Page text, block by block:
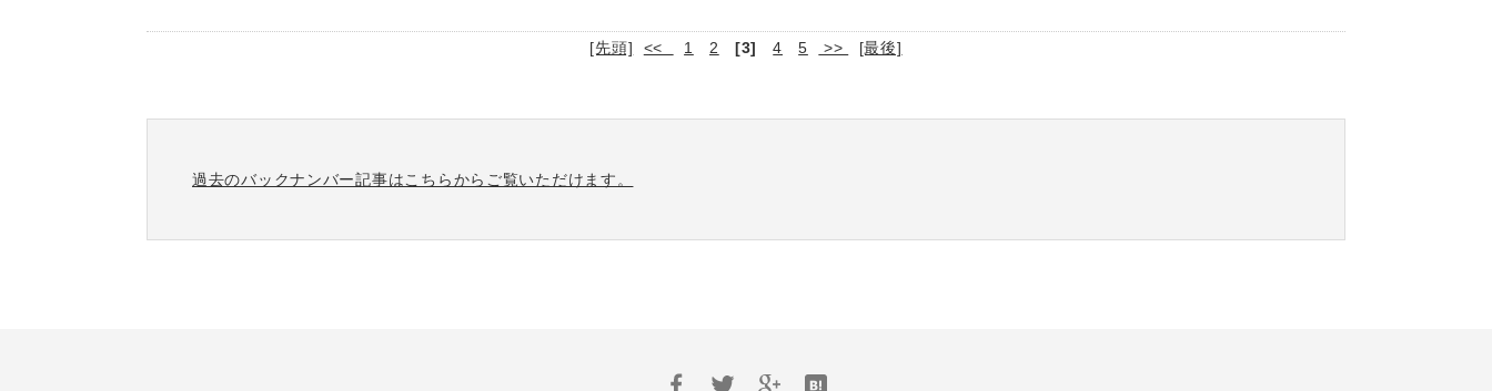
[先頭] << 1 2 [3] 4 5 >> [最後]
過去のバックナンバー記事はこちらからご覧いただけます。